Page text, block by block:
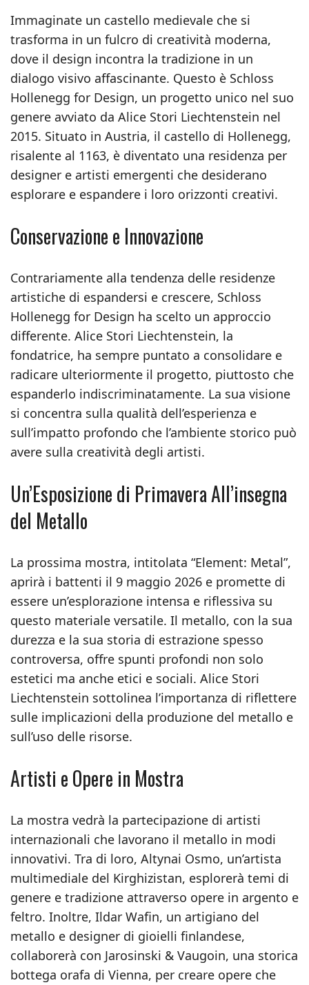
Immaginate un castello medievale che si
trasforma in un fulcro di creatività moderna,
dove il design incontra la tradizione in un
dialogo visivo affascinante. Questo è Schloss
Hollenegg for Design, un progetto unico nel suo
genere avviato da Alice Stori Liechtenstein nel
2015. Situato in Austria, il castello di Hollenegg,
risalente al 1163, è diventato una residenza per
designer e artisti emergenti che desiderano
esplorare e espandere i loro orizzonti creativi.
Conservazione e Innovazione
Contrariamente alla tendenza delle residenze
artistiche di espandersi e crescere, Schloss
Hollenegg for Design ha scelto un approccio
differente. Alice Stori Liechtenstein, la
fondatrice, ha sempre puntato a consolidare e
radicare ulteriormente il progetto, piuttosto che
espanderlo indiscriminatamente. La sua visione
si concentra sulla qualità dell’esperienza e
sull’impatto profondo che l’ambiente storico può
avere sulla creatività degli artisti.
Un’Esposizione di Primavera All’insegna
del Metallo
La prossima mostra, intitolata “Element: Metal”,
aprirà i battenti il 9 maggio 2026 e promette di
essere un’esplorazione intensa e riflessiva su
questo materiale versatile. Il metallo, con la sua
durezza e la sua storia di estrazione spesso
controversa, offre spunti profondi non solo
estetici ma anche etici e sociali. Alice Stori
Liechtenstein sottolinea l’importanza di riflettere
sulle implicazioni della produzione del metallo e
sull’uso delle risorse.
Artisti e Opere in Mostra
La mostra vedrà la partecipazione di artisti
internazionali che lavorano il metallo in modi
innovativi. Tra di loro, Altynai Osmo, un’artista
multimediale del Kirghizistan, esplorerà temi di
genere e tradizione attraverso opere in argento e
feltro. Inoltre, Ildar Wafin, un artigiano del
metallo e designer di gioielli finlandese,
collaborerà con Jarosinski & Vaugoin, una storica
bottega orafa di Vienna, per creare opere che